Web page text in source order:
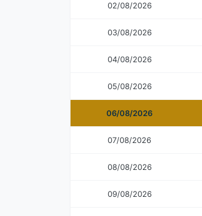
02/08/2026
03/08/2026
04/08/2026
05/08/2026
06/08/2026
07/08/2026
08/08/2026
09/08/2026